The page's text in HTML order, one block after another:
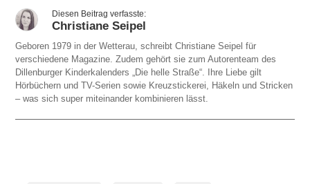
Christiane Seipel
Geboren 1979 in der Wetterau, schreibt Christiane Seipel für
verschiedene Magazine. Zudem gehört sie zum Autorenteam des
Dillenburger Kinderkalenders „Die helle Straße“. Ihre Liebe gilt
Hörbüchern und TV-Serien sowie Kreuzstickerei, Häkeln und Stricken
– was sich super miteinander kombinieren lässt.